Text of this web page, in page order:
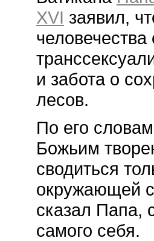
XVI заявил,
человечества
и забота о
лесов.
По его
Божьим
сводиться
окружающей
сказал Папа,
самого себя.